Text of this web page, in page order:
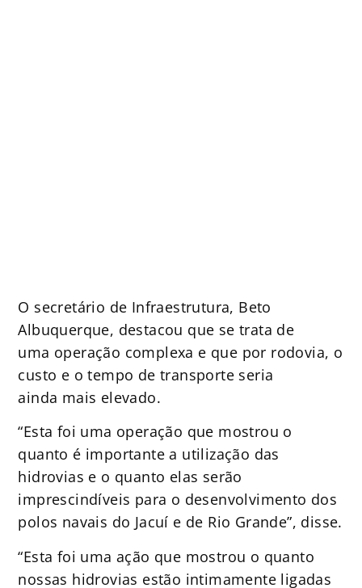
O secretário de Infraestrutura, Beto
Albuquerque, destacou que se trata de
uma operação complexa e que por rodovia, o
custo e o tempo de transporte seria
ainda mais elevado.
“Esta foi uma operação que mostrou o
quanto é importante a utilização das
hidrovias e o quanto elas serão
imprescindíveis para o desenvolvimento dos
polos navais do Jacuí e de Rio Grande”, disse.
“Esta foi uma ação que mostrou o quanto
nossas hidrovias estão intimamente ligadas